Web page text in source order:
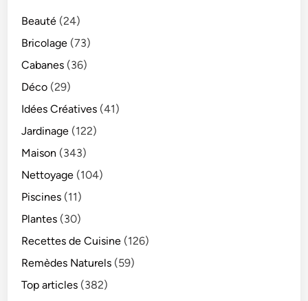
Beauté (24)
Bricolage (73)
Cabanes (36)
Déco (29)
Idées Créatives (41)
Jardinage (122)
Maison (343)
Nettoyage (104)
Piscines (11)
Plantes (30)
Recettes de Cuisine (126)
Remèdes Naturels (59)
Top articles (382)